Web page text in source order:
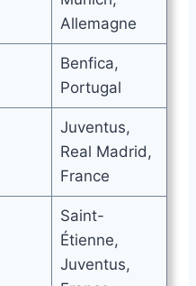
Allemagne
Benfica,
Portugal
Juventus,
Real Madrid,
France
Saint-
Étienne,
Juventus,